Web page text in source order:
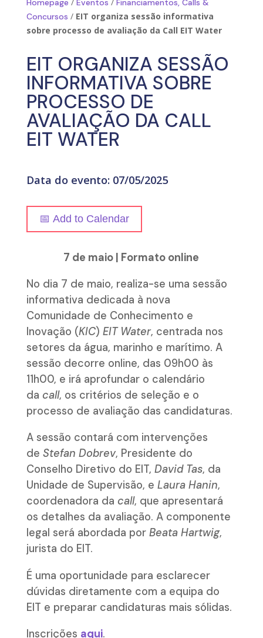
Homepage Eventos
Financiamentos, Calls &
Concursos / EIT organiza sessão informativa
sobre processo de avaliação da Call EIT Water
EIT ORGANIZA SESSÃO
INFORMATIVA SOBRE
PROCESSO DE
AVALIAÇÃO DA CALL
EIT WATER
Data do evento: 07/05/2025
📅 Add to Calendar
7 de maio | Formato online
No dia 7 de maio, realiza-se uma sessão
informativa dedicada à nova
Comunidade de Conhecimento e
Inovação (KIC) EIT Water, centrada nos
setores da água, marinho e marítimo. A
sessão decorre online, das 09h00 às
11h00, e irá aprofundar o calendário
da call, os critérios de seleção e o
processo de avaliação das candidaturas.
A sessão contará com intervenções
de Stefan Dobrev, Presidente do
Conselho Diretivo do EIT, David Tas, da
Unidade de Supervisão, e Laura Hanin,
coordenadora da call, que apresentará
os detalhes da avaliação. A componente
legal será abordada por Beata Hartwig,
jurista do EIT.
É uma oportunidade para esclarecer
dúvidas diretamente com a equipa do
EIT e preparar candidaturas mais sólidas.
Inscrições aqui.